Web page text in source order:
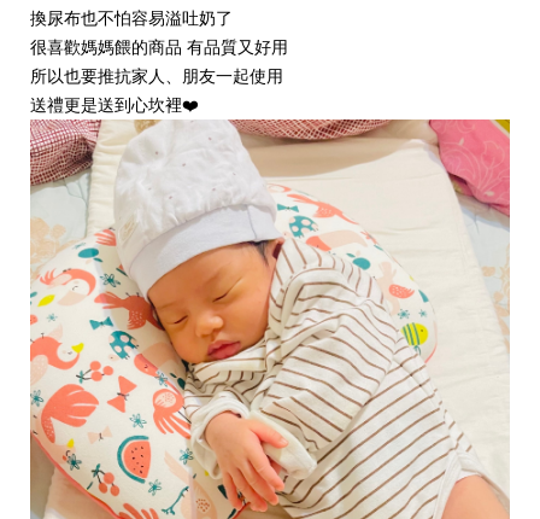
換尿布也不怕容易溢吐奶了
很喜歡媽媽餵的商品 有品質又好用
所以也要推抗家人、朋友一起使用
送禮更是送到心坎裡❤️